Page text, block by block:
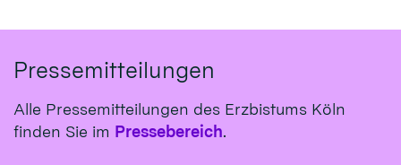
Pressemitteilungen
Alle Pressemitteilungen des Erzbistums Köln
finden Sie im Pressebereich.